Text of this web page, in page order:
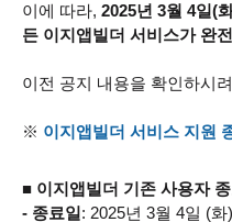
이에 따라, 2025년 3월 4일(
든 이지앱빌더 서비스가 완
이전 공지 내용을 확인하시
※ 이지앱빌더 서비스 지원
■ 이지앱빌더 기존 사용자
- 종료일: 2025년 3월 4일 (화